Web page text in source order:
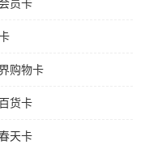
员卡
购物卡
货卡
天卡